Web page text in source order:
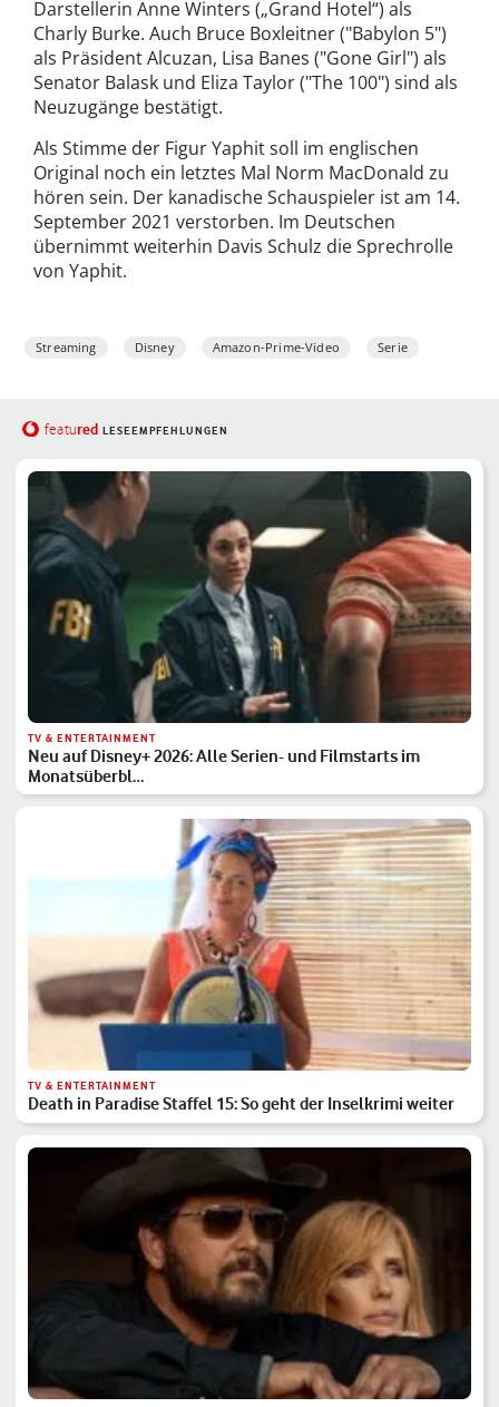
Darstellerin Anne Winters („Grand Hotel“) als
Charly Burke. Auch Bruce Boxleitner ("Babylon 5")
als Präsident Alcuzan, Lisa Banes ("Gone Girl") als
Senator Balask und Eliza Taylor ("The 100") sind als
Neuzugänge bestätigt.
Als Stimme der Figur Yaphit soll im englischen
Original noch ein letztes Mal Norm MacDonald zu
hören sein. Der kanadische Schauspieler ist am 14.
September 2021 verstorben. Im Deutschen
übernimmt weiterhin Davis Schulz die Sprechrolle
von Yaphit.
Streaming Disney Amazon-Prime-Video Serie
featured LESEEMPFEHLUNGEN
TV & ENTERTAINMENT
Neu auf Disney+ 2026: Alle Serien- und Filmstarts im
Monatsüberbl…
TV & ENTERTAINMENT
Death in Paradise Staffel 15: So geht der Inselkrimi weiter